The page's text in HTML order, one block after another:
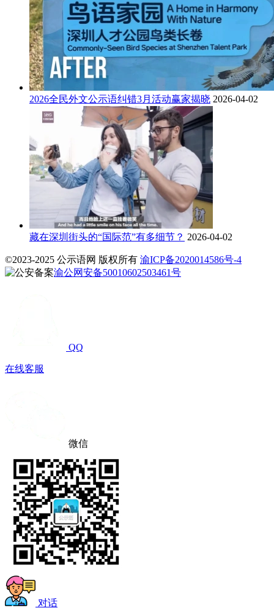
2026全民外文公示语纠错3月活动赢家揭晓 2026-04-02
藏在深圳街头的“国际范”有多细节？ 2026-04-02
©2023-2025 公示语网 版权所有 渝ICP备2020014586号-4
渝公网安备50010602503461号
QQ
在线客服
微信
对话